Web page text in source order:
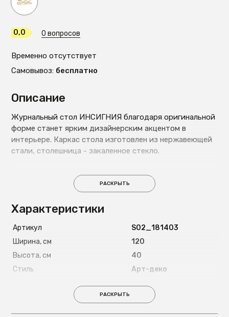
Описание
Журнальный стол ИНСИГНИЯ благодаря оригинальной
форме станет ярким дизайнерским акцентом в
интерьере. Каркас стола изготовлен из нержавеющей
стали, столешница - закаленное стекло.
РАСКРЫТЬ
Характеристики
Артикул
S02_181403
Ширина, см
120
Высота, см
40
Стиль
Арт-деко
Максимально допустимаяРАСКРЫТЬ
0,0 0 вопросов
Временно отсутствует
Самовывоз: бесплатно